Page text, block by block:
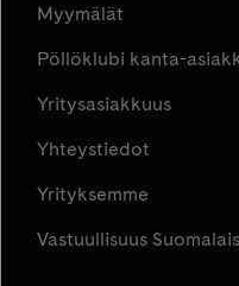
Myymälät
Pöllöklubi kanta-
Yritysasiakkuus
Yhteystiedot
Yrityksemme
Vastuullisuus